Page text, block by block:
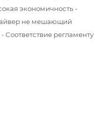
экономичность -
не мешающий
регламенту